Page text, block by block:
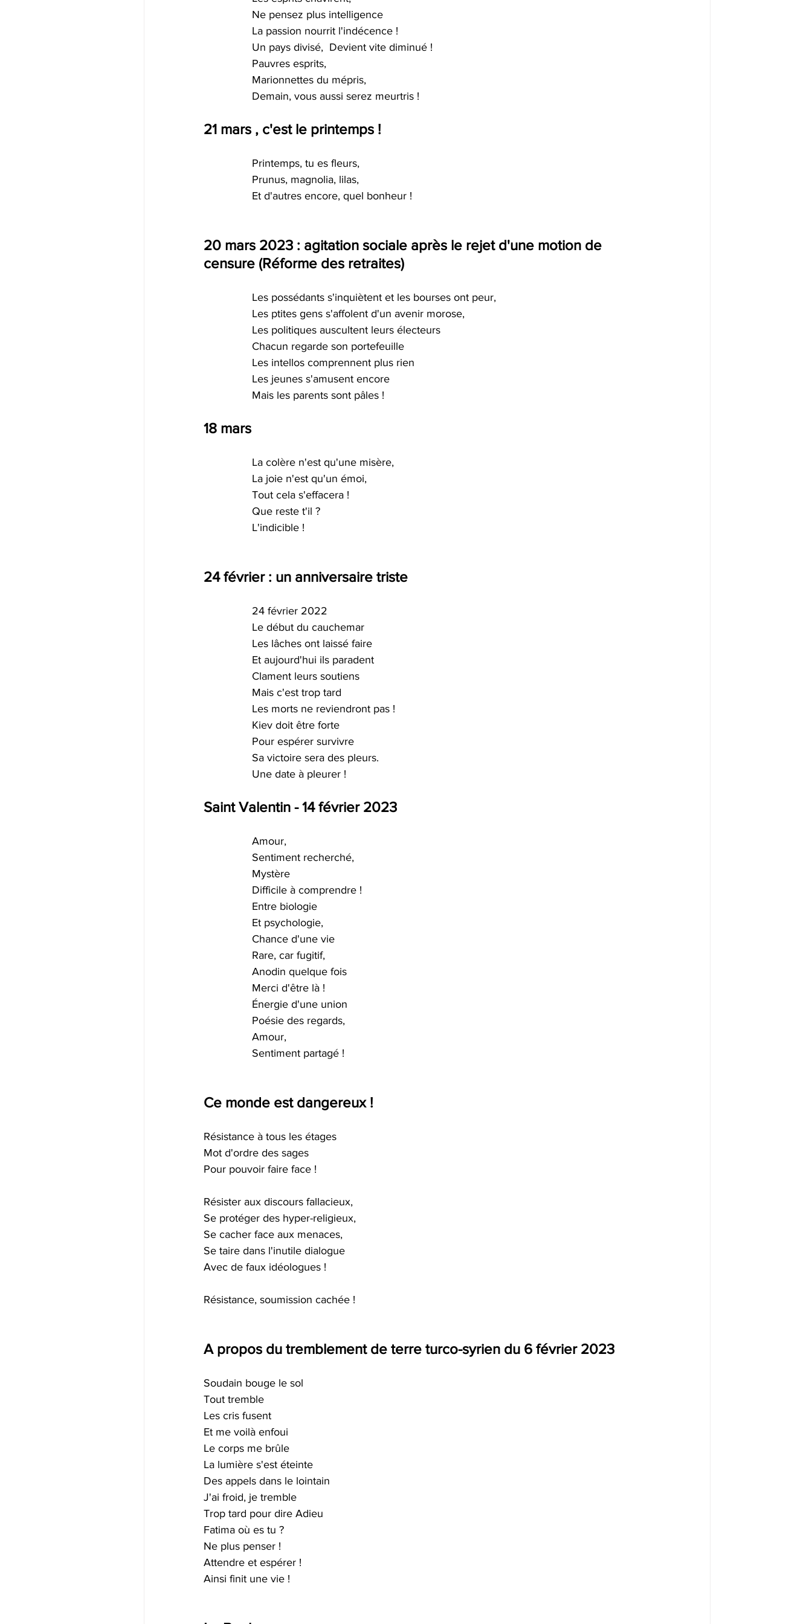
Ne pensez plus intelligence
La passion nourrit l'indécence !
Un pays divisé,  Devient vite diminué !
Pauvres esprits,
Marionnettes du mépris,
Demain, vous aussi serez meurtris !
21 mars , c'est le printemps !
Printemps, tu es fleurs,
Prunus, magnolia, lilas,
Et d'autres encore, quel bonheur !
20 mars 2023 : agitation sociale après le rejet d'une motion de
censure (Réforme des retraites)
Les possédants s'inquiètent et les bourses ont peur,
Les ptites gens s'affolent d'un avenir morose,
Les politiques auscultent leurs électeurs
Chacun regarde son portefeuille
Les intellos comprennent plus rien
Les jeunes s'amusent encore
Mais les parents sont pâles !
18 mars
La colère n'est qu'une misère,
La joie n'est qu'un émoi,
Tout cela s'effacera !
Que reste t'il ?
L'indicible !
24 février : un anniversaire triste
24 février 2022
Le début du cauchemar
Les lâches ont laissé faire
Et aujourd'hui ils paradent
Clament leurs soutiens
Mais c'est trop tard
Les morts ne reviendront pas !
Kiev doit être forte
Pour espérer survivre
Sa victoire sera des pleurs.
Une date à pleurer !
Saint Valentin - 14 février 2023
Amour,
Sentiment recherché,
Mystère
Difficile à comprendre !
Entre biologie
Et psychologie,
Chance d'une vie
Rare, car fugitif,
Anodin quelque fois
Merci d'être là !
Énergie d'une union
Poésie des regards,
Amour,
Sentiment partagé !
Ce monde est dangereux !
Résistance à tous les étages
Mot d'ordre des sages
Pour pouvoir faire face !
Résister aux discours fallacieux,
Se protéger des hyper-religieux,
Se cacher face aux menaces,
Se taire dans l'inutile dialogue
Avec de faux idéologues !
Résistance, soumission cachée !
A propos du tremblement de terre turco-syrien du 6 février 2023
Soudain bouge le sol
Tout tremble
Les cris fusent
Et me voilà enfoui
Le corps me brûle
La lumière s'est éteinte
Des appels dans le lointain
J'ai froid, je tremble
Trop tard pour dire Adieu
Fatima où es tu ?
Ne plus penser !
Attendre et espérer !
Ainsi finit une vie !